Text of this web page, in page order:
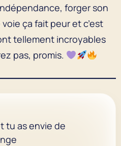
forger son
ça fait peur et c’est
tellement incroyables
pas, promis.
tu as envie de